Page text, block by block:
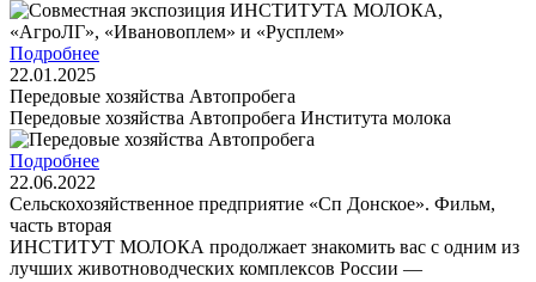
Подробнее
22.01.2025
Передовые хозяйства Автопробега
Передовые хозяйства Автопробега Института молока
Подробнее
22.06.2022
Сельскохозяйственное предприятие «Сп Донское». Фильм,
часть вторая
ИНСТИТУТ МОЛОКА продолжает знакомить вас с одним из
лучших животноводческих комплексов России —